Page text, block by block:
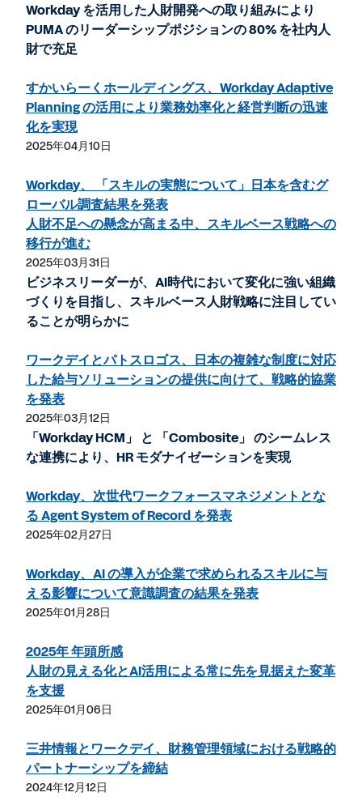
Workday を活用した人財開発への取り組みにより
PUMA のリーダーシップポジションの 80% を社内人
財で充足
すかいらーくホールディングス、Workday Adaptive
Planning の活用により業務効率化と経営判断の迅速
化を実現
2025年04月10日
Workday、 「スキルの実態について」日本を含むグ
ローバル調査結果を発表
人財不足への懸念が高まる中、スキルベース戦略への
移行が進む
2025年03月31日
ビジネスリーダーが、AI時代において変化に強い組織
づくりを目指し、スキルベース人財戦略に注目してい
ることが明らかに
ワークデイとパトスロゴス、日本の複雑な制度に対応
した給与ソリューションの提供に向けて、戦略的協業
を発表
2025年03月12日
「Workday HCM」 と 「Combosite」 のシームレス
な連携により、HR モダナイゼーションを実現
Workday、次世代ワークフォースマネジメントとな
る Agent System of Record を発表
2025年02月27日
Workday、AI の導入が企業で求められるスキルに与
える影響について意識調査の結果を発表
2025年01月28日
2025年 年頭所感
人財の見える化とAI活用による常に先を見据えた変革
を支援
2025年01月06日
三井情報とワークデイ、財務管理領域における戦略的
パートナーシップを締結
2024年12月12日